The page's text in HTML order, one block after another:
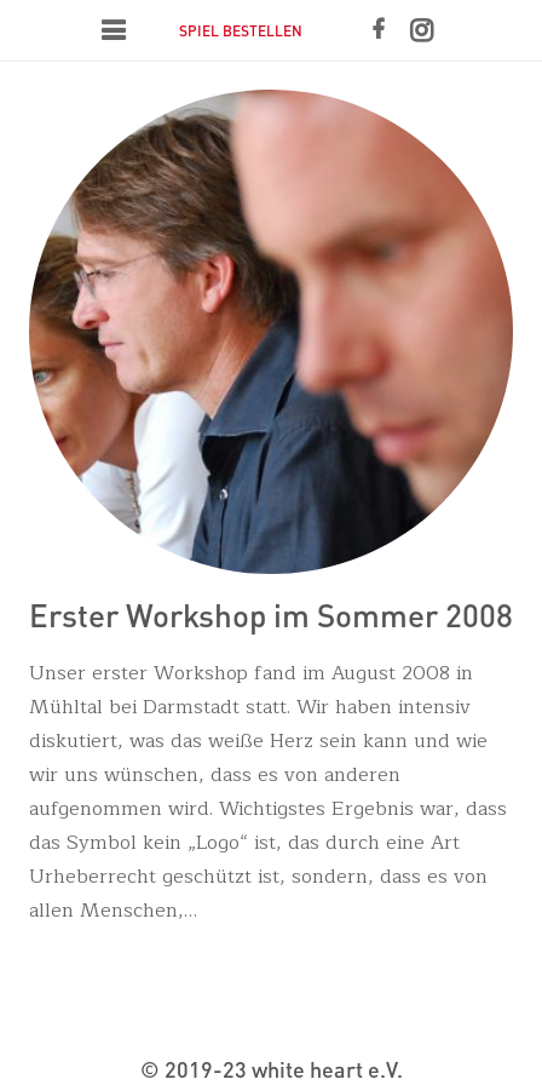
ICH DU WIR
Impressum
SPIEL BESTELLEN
Erster Workshop im Sommer 2008
Unser erster Workshop fand im August 2008 in
Mühltal bei Darmstadt statt. Wir haben intensiv
diskutiert, was das weiße Herz sein kann und wie
wir uns wünschen, dass es von anderen
aufgenommen wird. Wichtigstes Ergebnis war, dass
das Symbol kein „Logo“ ist, das durch eine Art
Urheberrecht geschützt ist, sondern, dass es von
allen Menschen,…
© 2019-23 white heart e.V.